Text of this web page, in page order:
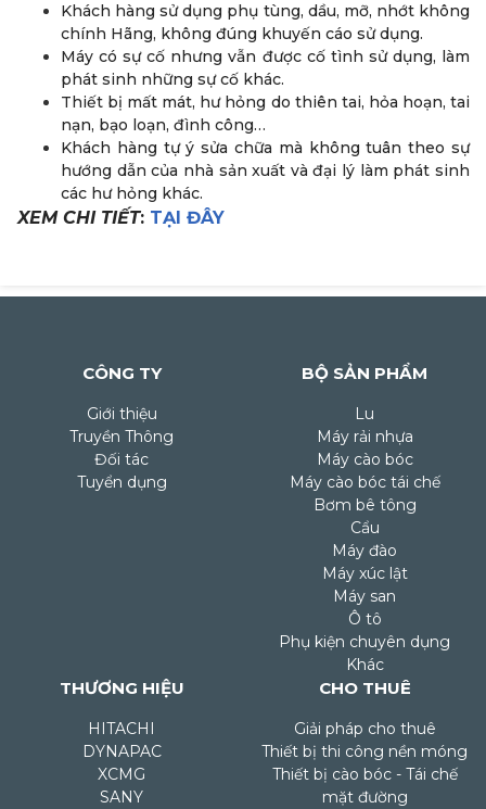
Khách hàng sử dụng phụ tùng, dầu, mỡ, nhớt không
chính Hãng, không đúng khuyến cáo sử dụng.
Máy có sự cố nhưng vẫn được cố tình sử dụng, làm
phát sinh những sự cố khác.
Thiết bị mất mát, hư hỏng do thiên tai, hỏa hoạn, tai
nạn, bạo loạn, đình công…
Khách hàng tự ý sửa chữa mà không tuân theo sự
hướng dẫn của nhà sản xuất và đại lý làm phát sinh
các hư hỏng khác.
XEM CHI TIẾT: TẠI ĐÂY
CÔNG TY
Giới thiệu
Truyền Thông
Đối tác
Tuyển dụng
BỘ SẢN PHẨM
Lu
Máy rải nhựa
Máy cào bóc
Máy cào bóc tái chế
Bơm bê tông
Cẩu
Máy đào
Máy xúc lật
Máy san
Ô tô
Phụ kiện chuyên dụng
Khác
THƯƠNG HIỆU
HITACHI
DYNAPAC
XCMG
SANY
CHO THUÊ
Giải pháp cho thuê
Thiết bị thi công nền móng
Thiết bị cào bóc - Tái chế
mặt đường